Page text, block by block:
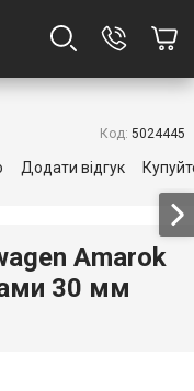
Код: 5024445
Додати відгук
Amarok
30 мм